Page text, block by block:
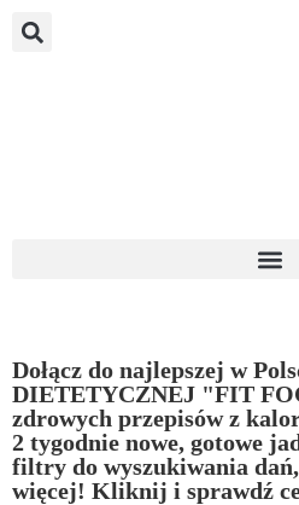
Dołącz do najlepszej w
DIETETYCZNEJ "FIT
zdrowych przepisów z
2 tygodnie nowe, gotowe
filtry do wyszukiwania
więcej! Kliknij i sprawdź